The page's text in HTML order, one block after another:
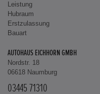
Leistung
Hubraum
Erstzulassung
Bauart
AUTOHAUS EICHHORN GMBH
Nordstr. 18
06618 Naumburg
03445 71310